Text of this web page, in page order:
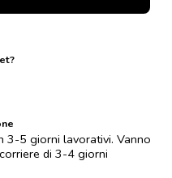
3-5 giorni lavorativi. Vanno
di 3-4 giorni